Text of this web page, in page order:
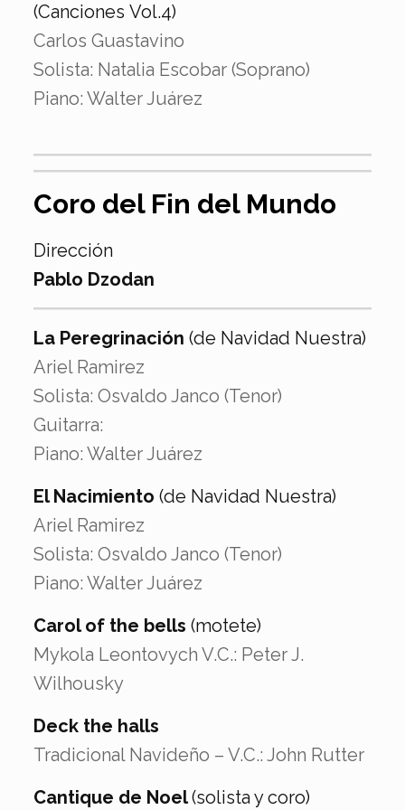
(Canciones Vol.4)
Carlos Guastavino
Solista: Natalia Escobar (Soprano)
Piano: Walter Juárez
Coro del Fin del Mundo
Dirección
Pablo Dzodan
La Peregrinación (de Navidad Nuestra)
Ariel Ramirez
Solista: Osvaldo Janco (Tenor)
Guitarra:
Piano: Walter Juárez
El Nacimiento (de Navidad Nuestra)
Ariel Ramirez
Solista: Osvaldo Janco (Tenor)
Piano: Walter Juárez
Carol of the bells (motete)
Mykola Leontovych V.C.: Peter J.
Wilhousky
Deck the halls
Tradicional Navideño – V.C.: John Rutter
Cantique de Noel(solista y coro)